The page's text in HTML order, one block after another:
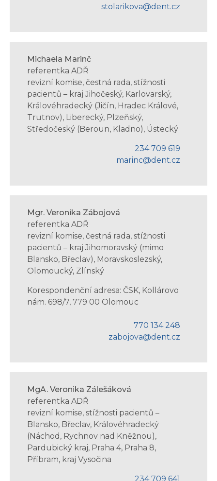
stolarikova@dent.cz
Michaela Marinč
referentka ADŘ
revizní komise, čestná rada, stížnosti
pacientů – kraj Jihočeský, Karlovarský,
Královéhradecký (Jičín, Hradec Králové,
Trutnov), Liberecký, Plzeňský,
Středočeský (Beroun, Kladno), Ústecký
234 709 619
marinc@dent.cz
Mgr. Veronika Zábojová
referentka ADŘ
revizní komise, čestná rada, stížnosti
pacientů – kraj Jihomoravský (mimo
Blansko, Břeclav), Moravskoslezský,
Olomoucký, Zlínský
Korespondenční adresa: ČSK, Kollárovo
nám. 698/7, 779 00 Olomouc
770 134 248
zabojova@dent.cz
MgA. Veronika Zálešáková
referentka ADŘ
revizní komise, stížnosti pacientů –
Blansko, Břeclav, Královéhradecký
(Náchod, Rychnov nad Kněžnou),
Pardubický kraj, Praha 4, Praha 8,
Příbram, kraj Vysočina
234 709 641